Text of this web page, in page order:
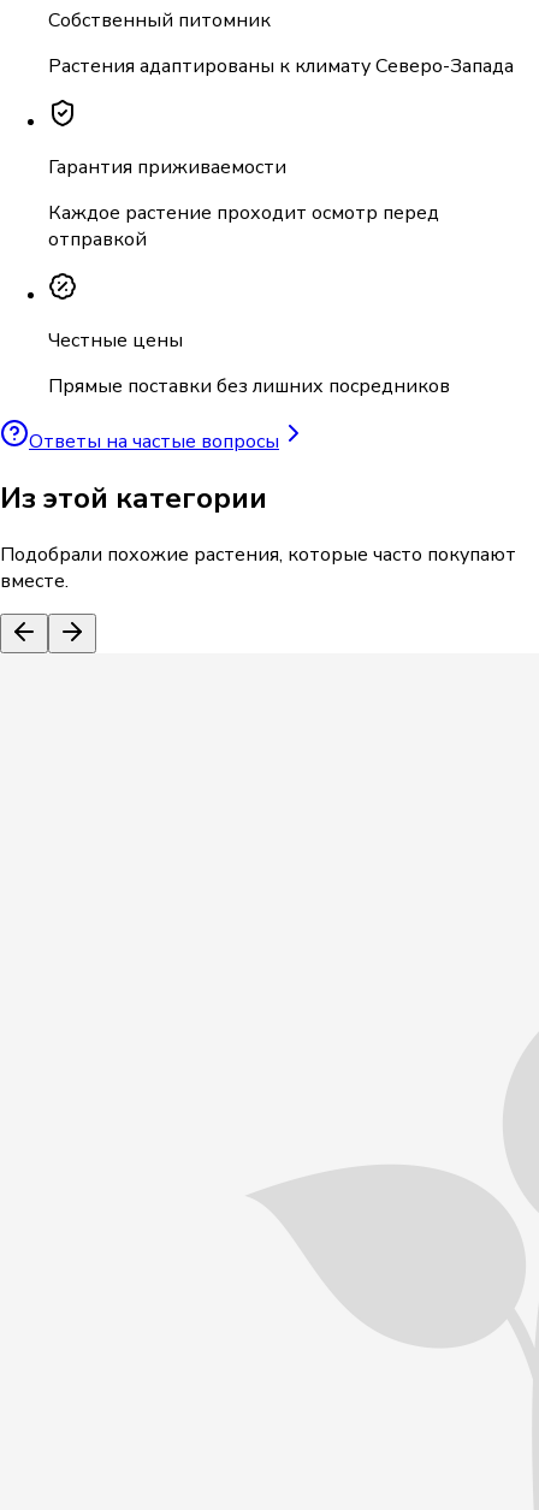
Собственный питомник
Растения адаптированы к климату Северо-Запада
Гарантия приживаемости
Каждое растение проходит осмотр перед
отправкой
Честные цены
Прямые поставки без лишних посредников
Ответы на частые вопросы
Из этой категории
Подобрали похожие растения, которые часто покупают
вместе.